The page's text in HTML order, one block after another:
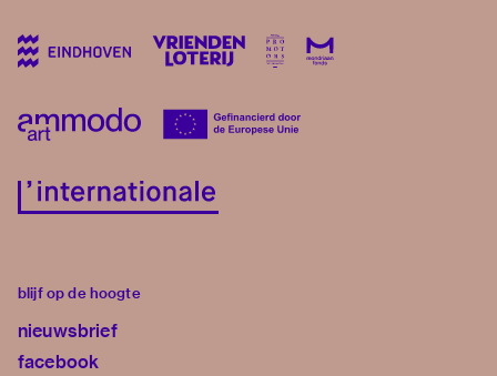
blijf op de hoogte
nieuwsbrief
facebook